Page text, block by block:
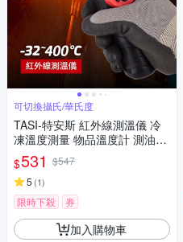
可切換攝氏/華氏度
TASI-特安斯 紅外線測溫儀 冷
凍溫度測量 物品溫度計 測油溫
烤箱溫度
$531 $547
5 (1)
限時下殺 券
加入購物車